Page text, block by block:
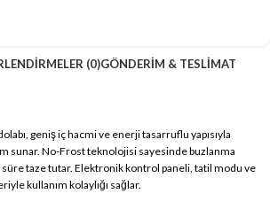
(0)GÖNDERIM & TESLIMAT
geniş iç hacmi ve enerji tasarruflu yapısıyla
sunar. No-Frost teknolojisi sayesinde buzlanma
süre taze tutar. Elektronik kontrol paneli, tatil modu ve
kullanım kolaylığı sağlar.